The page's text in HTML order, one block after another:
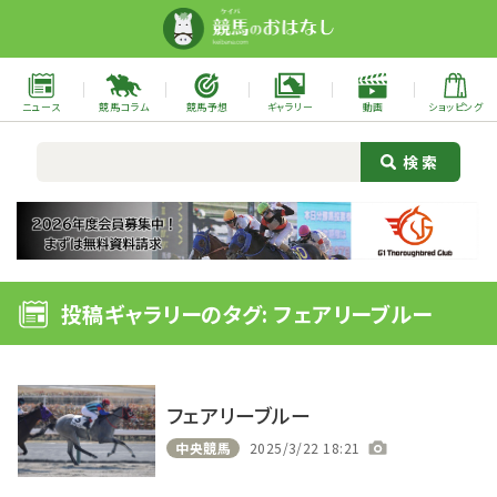
ニュース 競馬コラム 競馬予想 ギャラリー 動画 ショッピング
投稿ギャラリーのタグ: フェアリーブルー
フェアリーブルー
中央競馬 2025/3/22 18:21